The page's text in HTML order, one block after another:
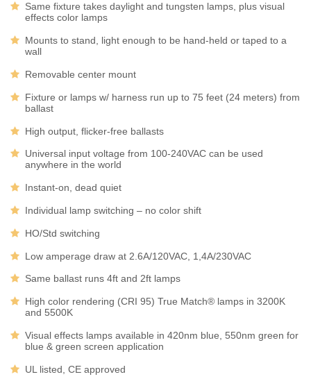
Same fixture takes daylight and tungsten lamps, plus visual
effects color lamps
Mounts to stand, light enough to be hand-held or taped to a
wall
Removable center mount
Fixture or lamps w/ harness run up to 75 feet (24 meters) from
ballast
High output, flicker-free ballasts
Universal input voltage from 100-240VAC can be used
anywhere in the world
Instant-on, dead quiet
Individual lamp switching – no color shift
HO/Std switching
Low amperage draw at 2.6A/120VAC, 1,4A/230VAC
Same ballast runs 4ft and 2ft lamps
High color rendering (CRI 95) True Match® lamps in 3200K
and 5500K
Visual effects lamps available in 420nm blue, 550nm green for
blue & green screen application
UL listed, CE approved